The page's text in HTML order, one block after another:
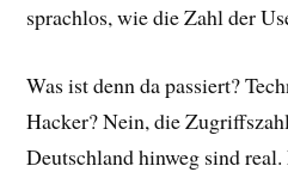
sprachlos, wie die Zahl der
Was ist denn da passiert?
Hacker? Nein, die
Deutschland hinweg sind